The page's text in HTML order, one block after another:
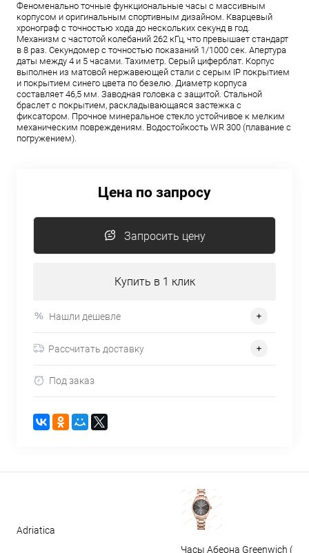
Феноменально точные функциональные часы с массивным
корпусом и оригинальным спортивным дизайном. Кварцевый
хронограф с точностью хода до нескольких секунд в год.
Механизм с частотой колебаний 262 кГц, что превышает стандарт
в 8 раз. Секундомер с точностью показаний 1/1000 сек. Апертура
даты между 4 и 5 часами. Тахиметр. Серый циферблат. Корпус
выполнен из матовой нержавеющей стали с серым IP покрытием
и покрытием синего цвета по безелю. Диаметр корпуса
составляет 46,5 мм. Заводная головка с защитой. Стальной
браслет с покрытием, раскладывающаяся застежка с
фиксатором. Прочное минеральное стекло устойчивое к мелким
механическим повреждениям. Водостойкость WR 300 (плавание с
погружением).
Цена по запросу
Запросить цену
Купить в 1 клик
Нашли дешевле
Рассчитать доставку
Под заказ
Adriatica
Часы Абеона Greenwich (GW